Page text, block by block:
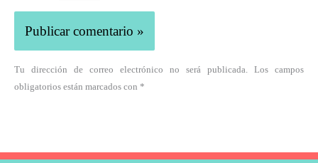
Tu dirección de correo electrónico no será publicada. Los campos
obligatorios están marcados con *